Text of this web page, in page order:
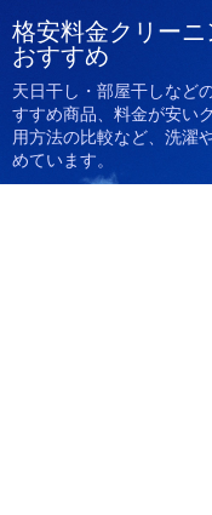
格安料金クリー
おすすめ
天日干し・部屋干しなど
すすめ商品、料金が安い
用方法の比較など、洗濯
めています。